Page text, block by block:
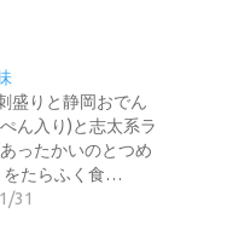
盛りと静岡おでん
ん入り)と志太系ラ
ったかいのとつめ
をたらふく食…
31